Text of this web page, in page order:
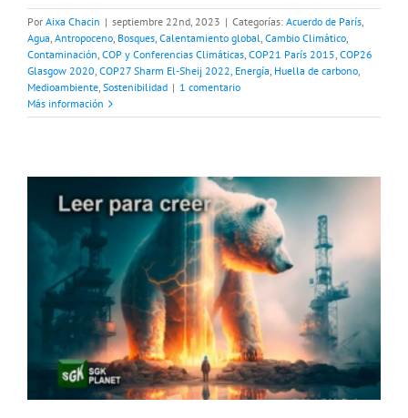
Por Aixa Chacin | septiembre 22nd, 2023 | Categorías: Acuerdo de París,
Agua, Antropoceno, Bosques, Calentamiento global, Cambio Climático,
Contaminación, COP y Conferencias Climáticas, COP21 París 2015, COP26
Glasgow 2020, COP27 Sharm El-Sheij 2022, Energía, Huella de carbono,
Medioambiente, Sostenibilidad | 1 comentario
Más información